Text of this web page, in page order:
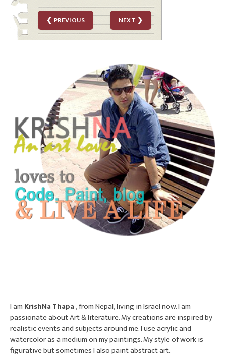
❮ PREVIOUS NEXT ❯
I am KrishNa Thapa , from Nepal, living in Israel now. I am
passionate about Art & literature. My creations are inspired by
realistic events and subjects around me. I use acrylic and
watercolor as a medium on my paintings. My style of work is
figurative but sometimes I also paint abstract art.